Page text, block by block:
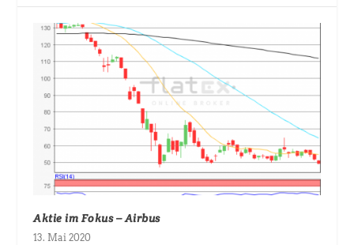
Aktie im Fokus – Airbus
13. Mai 2020